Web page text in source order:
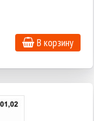
В корзину